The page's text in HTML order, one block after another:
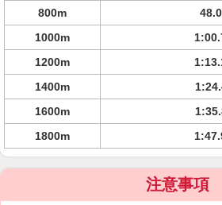
800m
1000m
1200m
1400m
1600m
1800m
注意事項